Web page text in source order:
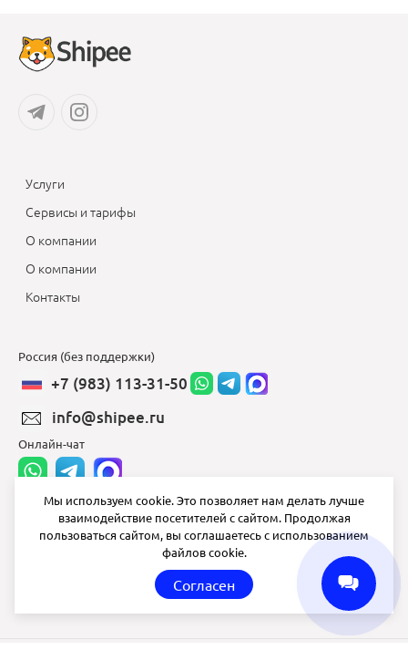
Услуги
Сервисы и тарифы
О компании
О компании
Контакты
Россия (без поддержки)
+7 (983) 113-31-50
info@shipee.ru
Онлайн-чат
info@shipee.ru
СБ ВС выходной
Мы используем cookie. Это позволяет нам делать лучше
взаимодействие посетителей с сайтом. Продолжая
пользоваться сайтом, вы соглашаетесь с использованием
файлов cookie.
Согласен